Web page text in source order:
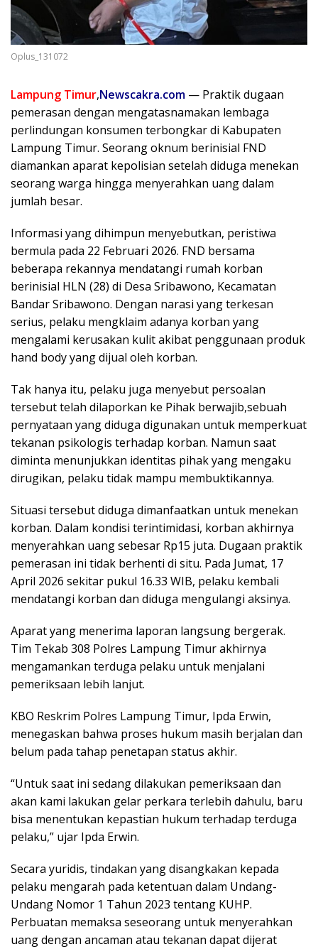
Oplus_131072
Lampung Timur,Newscakra.com — Praktik dugaan
pemerasan dengan mengatasnamakan lembaga
perlindungan konsumen terbongkar di Kabupaten
Lampung Timur. Seorang oknum berinisial FND
diamankan aparat kepolisian setelah diduga menekan
seorang warga hingga menyerahkan uang dalam
jumlah besar.
Informasi yang dihimpun menyebutkan, peristiwa
bermula pada 22 Februari 2026. FND bersama
beberapa rekannya mendatangi rumah korban
berinisial HLN (28) di Desa Sribawono, Kecamatan
Bandar Sribawono. Dengan narasi yang terkesan
serius, pelaku mengklaim adanya korban yang
mengalami kerusakan kulit akibat penggunaan produk
hand body yang dijual oleh korban.
Tak hanya itu, pelaku juga menyebut persoalan
tersebut telah dilaporkan ke Pihak berwajib,sebuah
pernyataan yang diduga digunakan untuk memperkuat
tekanan psikologis terhadap korban. Namun saat
diminta menunjukkan identitas pihak yang mengaku
dirugikan, pelaku tidak mampu membuktikannya.
Situasi tersebut diduga dimanfaatkan untuk menekan
korban. Dalam kondisi terintimidasi, korban akhirnya
menyerahkan uang sebesar Rp15 juta. Dugaan praktik
pemerasan ini tidak berhenti di situ. Pada Jumat, 17
April 2026 sekitar pukul 16.33 WIB, pelaku kembali
mendatangi korban dan diduga mengulangi aksinya.
Aparat yang menerima laporan langsung bergerak.
Tim Tekab 308 Polres Lampung Timur akhirnya
mengamankan terduga pelaku untuk menjalani
pemeriksaan lebih lanjut.
KBO Reskrim Polres Lampung Timur, Ipda Erwin,
menegaskan bahwa proses hukum masih berjalan dan
belum pada tahap penetapan status akhir.
“Untuk saat ini sedang dilakukan pemeriksaan dan
akan kami lakukan gelar perkara terlebih dahulu, baru
bisa menentukan kepastian hukum terhadap terduga
pelaku,” ujar Ipda Erwin.
Secara yuridis, tindakan yang disangkakan kepada
pelaku mengarah pada ketentuan dalam Undang-
Undang Nomor 1 Tahun 2023 tentang KUHP.
Perbuatan memaksa seseorang untuk menyerahkan
uang dengan ancaman atau tekanan dapat dijerat